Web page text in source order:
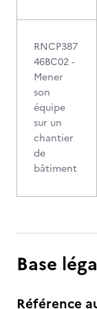
RNCP387
46BC02 -
Mener
son
équipe
sur un
chantier
de
bâtiment
Base
Référence